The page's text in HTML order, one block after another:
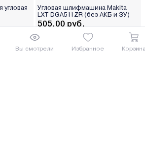
Вы смотрели Избранное
Угловая шлифмашина Makita
LXT DGA511ZR (без АКБ и ЗУ)
505.00 руб.
от 13 руб. руб./мес.